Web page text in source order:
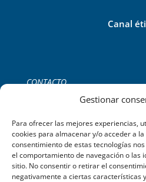
Gestionar
Para ofrecer las mejores experiencias,
cookies para almacenar y/o acceder a
consentimiento de estas tecnologías
el comportamiento de navegación o las
sitio. No consentir o retirar el
negativamente a ciertas características
Canal
CONTACTO
Tel:+34 971
Palma de